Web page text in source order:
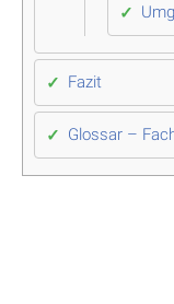
Fazit
Glossar –